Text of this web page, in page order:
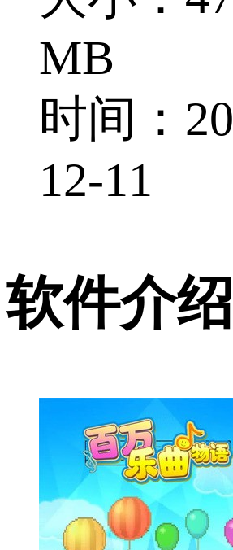
MB
时间：
12-11
软件介绍